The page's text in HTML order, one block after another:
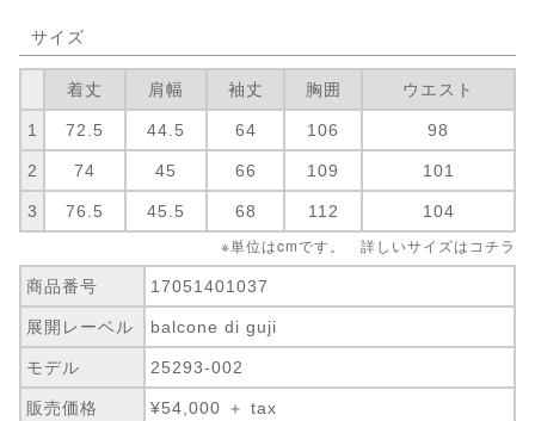
サイズ
着丈 肩幅 袖丈 胸囲 ウエスト
1 72.5 44.5 64 106 98
2 74 45 66 109 101
3 76.5 45.5 68 112 104
※単位はcmです。 詳しいサイズは コチラ
商品番号 17051401037
展開レーベル balcone di guji
モデル 25293-002
販売価格 ¥54,000 ＋ tax